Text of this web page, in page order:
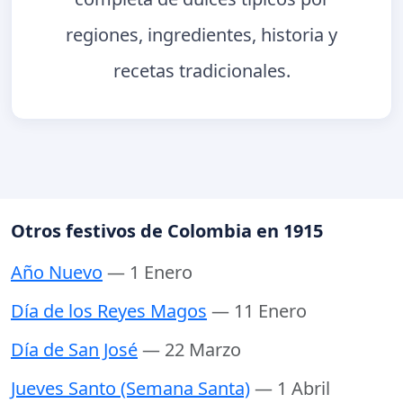
regiones, ingredientes, historia y
recetas tradicionales.
Otros festivos de Colombia en 1915
Año Nuevo — 1 Enero
Día de los Reyes Magos — 11 Enero
Día de San José— 22 Marzo
Jueves Santo (Semana Santa)— 1 Abril